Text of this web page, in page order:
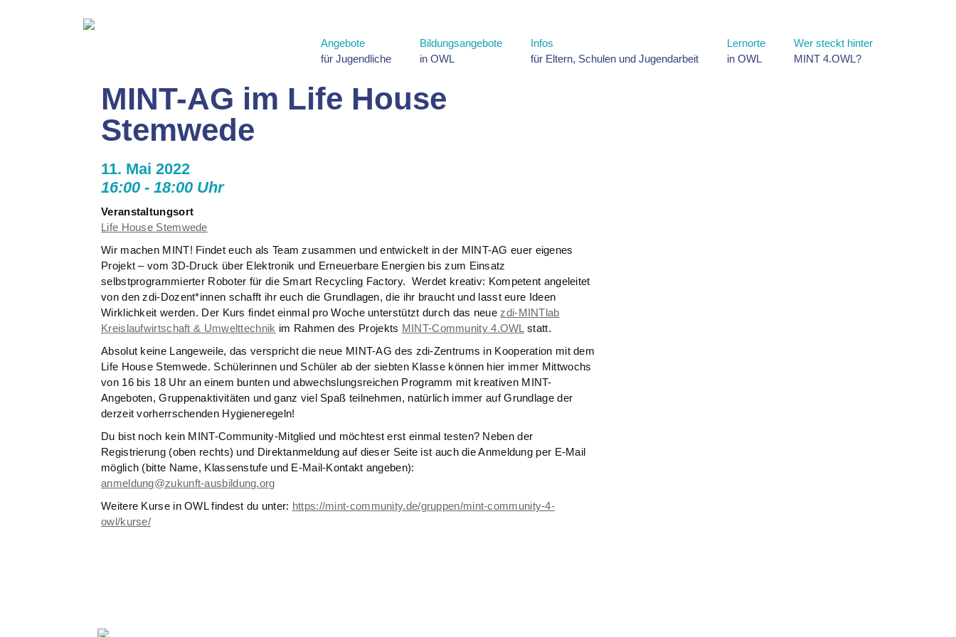
Angebote
für Jugendliche
Bildungsangebote
in OWL
Infos
für Eltern, Schulen und Jugendarbeit
Lernorte
in OWL
Wer steckt hinter
MINT 4.OWL?
MINT-AG im Life House
Stemwede
11. Mai 2022
16:00 - 18:00 Uhr
Veranstaltungsort
Life House Stemwede
Wir machen MINT! Findet euch als Team zusammen und entwickelt in der MINT-AG euer eigenes
Projekt – vom 3D-Druck über Elektronik und Erneuerbare Energien bis zum Einsatz
selbstprogrammierter Roboter für die Smart Recycling Factory. Werdet kreativ: Kompetent angeleitet
von den zdi-Dozent*innen schafft ihr euch die Grundlagen, die ihr braucht und lasst eure Ideen
Wirklichkeit werden. Der Kurs findet einmal pro Woche unterstützt durch das neue zdi-MINTlab
Kreislaufwirtschaft & Umwelttechnik im Rahmen des Projekts MINT-Community 4.OWL statt.
Absolut keine Langeweile, das verspricht die neue MINT-AG des zdi-Zentrums in Kooperation mit dem
Life House Stemwede. Schülerinnen und Schüler ab der siebten Klasse können hier immer Mittwochs
von 16 bis 18 Uhr an einem bunten und abwechslungsreichen Programm mit kreativen MINT-
Angeboten, Gruppenaktivitäten und ganz viel Spaß teilnehmen, natürlich immer auf Grundlage der
derzeit vorherrschenden Hygieneregeln!
Du bist noch kein MINT-Community-Mitglied und möchtest erst einmal testen? Neben der
Registrierung (oben rechts) und Direktanmeldung auf dieser Seite ist auch die Anmeldung per E-Mail
möglich (bitte Name, Klassenstufe und E-Mail-Kontakt angeben):
anmeldung@zukunft-ausbildung.org
Weitere Kurse in OWL findest du unter: https://mint-community.de/gruppen/mint-community-4-
owl/kurse/